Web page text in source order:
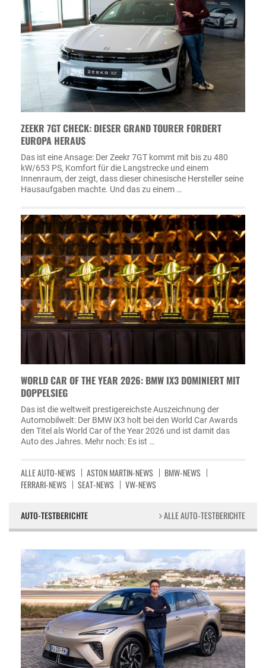
ZEEKR 7GT CHECK: DIESER GRAND TOURER FORDERT
EUROPA HERAUS
Das ist eine Ansage: Der Zeekr 7GT kommt mit bis zu 480
kW/653 PS, Komfort für die Langstrecke und einem
Innenraum, der zeigt, dass dieser chinesische Hersteller seine
Hausaufgaben machte. Und das zu einem …
WORLD CAR OF THE YEAR 2026: BMW IX3 DOMINIERT MIT
DOPPELSIEG
Das ist die weltweit prestigereichste Auszeichnung der
Automobilwelt: Der BMW iX3 holt bei den World Car Awards
den Titel als World Car of the Year 2026 und ist damit das
Auto des Jahres. Mehr noch: Es ist …
ALLE AUTO-NEWS ASTON MARTIN-NEWS
BMW-NEWS
FERRARI-NEWS
SEAT-NEWS VW-NEWS
AUTO-TESTBERICHTE ALLE AUTO-TESTBERICHTE